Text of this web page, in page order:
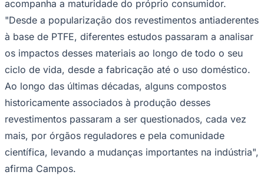
Corinthians
acompanha a maturidade do próprio consumidor.
"Desde a popularização dos revestimentos antiaderentes
à base de PTFE, diferentes estudos passaram a analisar
os impactos desses materiais ao longo de todo o seu
ciclo de vida, desde a fabricação até o uso doméstico.
Ao longo das últimas décadas, alguns compostos
historicamente associados à produção desses
revestimentos passaram a ser questionados, cada vez
mais, por órgãos reguladores e pela comunidade
científica, levando a mudanças importantes na indústria",
afirma Campos.